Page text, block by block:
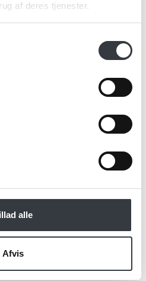
af deres tjenester.
alle
Afvis
læst TE & KAFFE